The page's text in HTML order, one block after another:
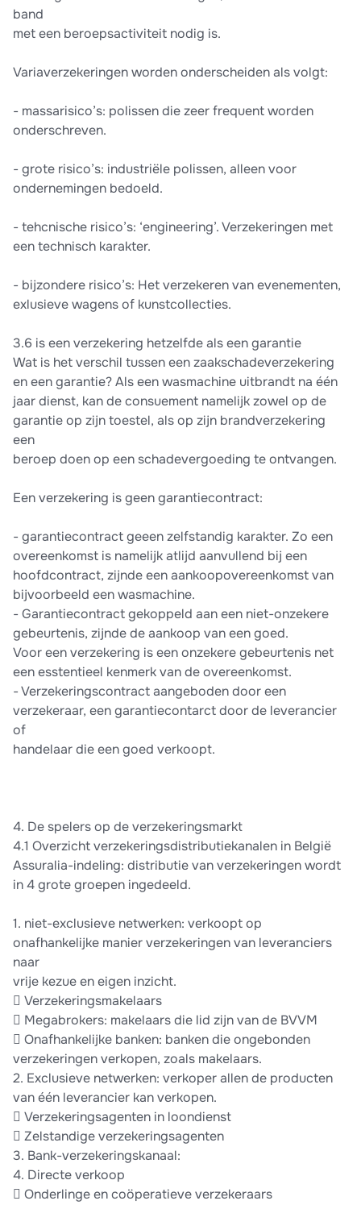
band
met een beroepsactiviteit nodig is.
Variaverzekeringen worden onderscheiden als volgt:
- massarisico’s: polissen die zeer frequent worden
onderschreven.
- grote risico’s: industriële polissen, alleen voor
ondernemingen bedoeld.
- tehcnische risico’s: ‘engineering’. Verzekeringen met
een technisch karakter.
- bijzondere risico’s: Het verzekeren van evenementen,
exlusieve wagens of kunstcollecties.
3.6 is een verzekering hetzelfde als een garantie
Wat is het verschil tussen een zaakschadeverzekering
en een garantie? Als een wasmachine uitbrandt na één
jaar dienst, kan de consuement namelijk zowel op de
garantie op zijn toestel, als op zijn brandverzekering
een
beroep doen op een schadevergoeding te ontvangen.
Een verzekering is geen garantiecontract:
- garantiecontract geeen zelfstandig karakter. Zo een
overeenkomst is namelijk atlijd aanvullend bij een
hoofdcontract, zijnde een aankoopovereenkomst van
bijvoorbeeld een wasmachine.
- Garantiecontract gekoppeld aan een niet-onzekere
gebeurtenis, zijnde de aankoop van een goed.
Voor een verzekering is een onzekere gebeurtenis net
een esstentieel kenmerk van de overeenkomst.
- Verzekeringscontract aangeboden door een
verzekeraar, een garantiecontarct door de leverancier
of
handelaar die een goed verkoopt.
4. De spelers op de verzekeringsmarkt
4.1 Overzicht verzekeringsdistributiekanalen in België
Assuralia-indeling: distributie van verzekeringen wordt
in 4 grote groepen ingedeeld.
1. niet-exclusieve netwerken: verkoopt op
onafhankelijke manier verzekeringen van leveranciers
naar
vrije kezue en eigen inzicht.
 Verzekeringsmakelaars
 Megabrokers: makelaars die lid zijn van de BVVM
 Onafhankelijke banken: banken die ongebonden
verzekeringen verkopen, zoals makelaars.
2. Exclusieve netwerken: verkoper allen de producten
van één leverancier kan verkopen.
 Verzekeringsagenten in loondienst
 Zelstandige verzekeringsagenten
3. Bank-verzekeringskanaal:
4. Directe verkoop
 Onderlinge en coöperatieve verzekeraars